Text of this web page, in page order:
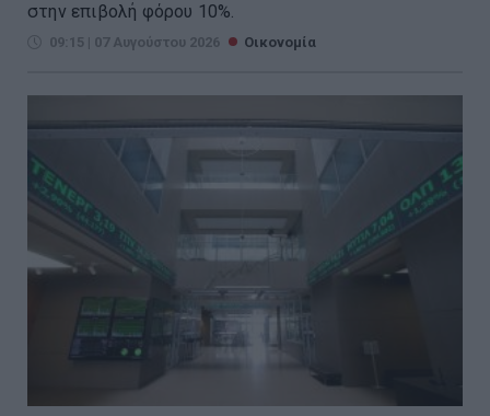
στην επιβολή φόρου 10%.
09:15 | 07 Αυγούστου 2026 Οικονομία